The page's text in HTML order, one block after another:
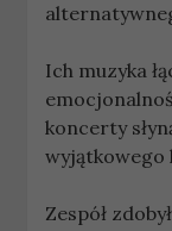
Ich muzyka
koncerty
wyjątkowego
Zespół